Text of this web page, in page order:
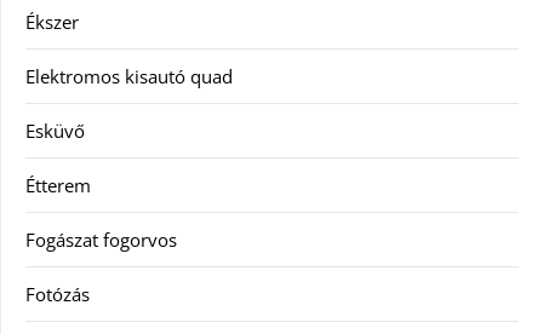
Ékszer
Elektromos kisautó quad
Esküvő
Étterem
Fogászat fogorvos
Fotózás